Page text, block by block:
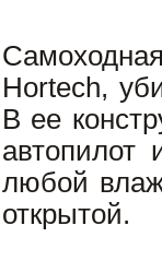
Hortech,
В ее
автопилот
любой
открытой.